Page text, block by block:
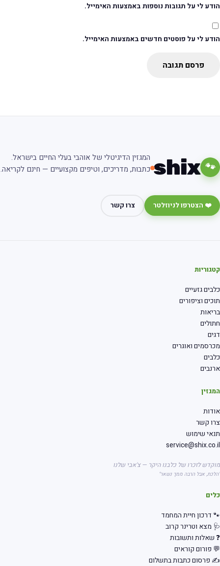
לי על תגובות נוספות באמצעות האימייל.
לי על פוסטים חדשים באמצעות האימייל.
פרסם תגובה
🐾
shix
המגזין הדיגיטלי של אוהבי בעלי החיים בישראל.
כתבות, מדריכים, וטיפים מקצועיים — חינם לקריאה.
❤️ הצטרפו לניוזלטר צרו קשר
גזעיים
וציפורים
ואוגרים
קשר
שימוש
לזכרו של כלבנו היקר — צ'אבי שלנו
אבל הרבה ממך נשאר"
דרכון חיית המחמד
מצא וטרינר קרוב
שאלות ותשובות
פורום קוראים
פרסום כתבות בתשלום